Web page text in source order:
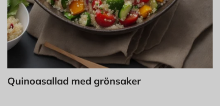
Quinoasallad med grönsaker